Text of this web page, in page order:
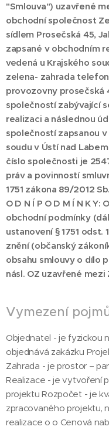
"Smlouva") uzavřené
obchodní společnost
sídlem Prosečská 45,
zapsané v obchodním
vedená u Krajského
zelena- zahrada
provozovny prosečská
společností zabývající
realizaci a následnou
společností zapsanou
soudu v Ústí nad
číslo společnosti je
práv a povinností
1751 zákona 89/2012
O D N Í P O D M Í N K
obchodní podmínky
ustanovení § 1751
znění (občanský
obsahu smlouvy o dílo
násl. OZ uzavřené mezi
Vymezení
Objednatel - je fyzickou
objednává zakázku
Zahrada - je prostor –
Realizace - je vytvoření
projektu Rozpočet - je
zpracovaného projektu,
realizace o o Cenová